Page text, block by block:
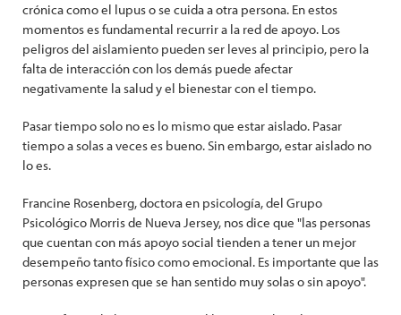
crónica como el lupus o se cuida a otra persona. En estos
momentos es fundamental recurrir a la red de apoyo. Los
peligros del aislamiento pueden ser leves al principio, pero la
falta de interacción con los demás puede afectar
negativamente la salud y el bienestar con el tiempo.
Pasar tiempo solo no es lo mismo que estar aislado. Pasar
tiempo a solas a veces es bueno. Sin embargo, estar aislado no
lo es.
Francine Rosenberg, doctora en psicología, del Grupo
Psicológico Morris de Nueva Jersey, nos dice que "las personas
que cuentan con más apoyo social tienden a tener un mejor
desempeño tanto físico como emocional. Es importante que las
personas expresen que se han sentido muy solas o sin apoyo".